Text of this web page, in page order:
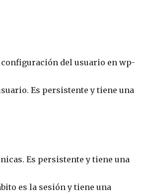
del usuario en wp-
Es persistente y tiene una
Es persistente y tiene una
es la sesión y tiene una